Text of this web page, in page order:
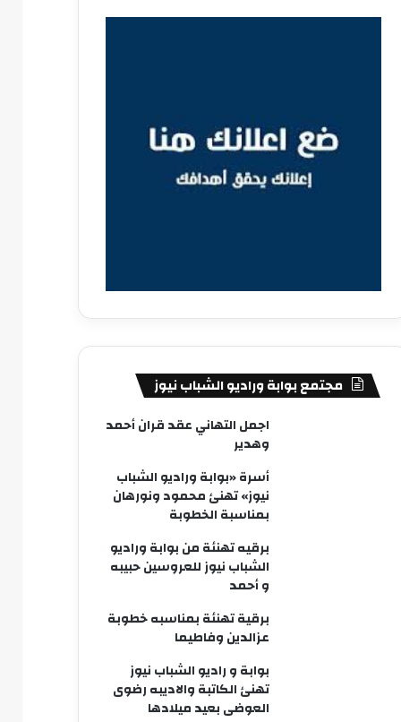
مجتمع بوابة وراديو الشباب نيوز
اجمل التهاني عقد قران أحمد
وهدير
أسرة «بوابة وراديو الشباب
نيوز» تهنئ محمود ونورهان
بمناسبة الخطوبة
برقيه تهنئة من بوابة وراديو
الشباب نيوز للعروسين حبيبه
و أحمد
برقية تهنئة بمناسبه خطوبة
عزالدين وفاطيما
بوابة و راديو الشباب نيوز
تهنئ الكاتبة والاديبه رضوى
العوضى بعيد ميلادها